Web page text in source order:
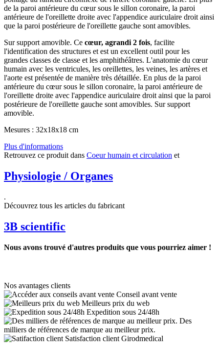
de la paroi antérieure du cœur sous le sillon coronaire, la paroi
antérieure de l'oreillette droite avec l'appendice auriculaire droit ainsi
que la paroi postérieure de l'oreillette gauche sont amovibles.
Sur support amovible. Ce cœur, agrandi 2 fois, facilite
l'identification des structures et est un excellent outil pour les
grandes classes de classe et les amphithéâtres. L'anatomie du cœur
humain avec les ventricules, les oreillettes, les veines, les artères et
l'aorte est présentée de manière très détaillée. En plus de la paroi
antérieure du cœur sous le sillon coronaire, la paroi antérieure de
l'oreillette droite avec l'appendice auriculaire droit ainsi que la paroi
postérieure de l'oreillette gauche sont amovibles. Sur support
amovible.
Mesures : 32x18x18 cm
Plus d'informations
Retrouvez ce produit dans Coeur humain et circulation et
Physiologie / Organes
.
Découvrez tous les articles du fabricant
3B scientific
Nous avons trouvé d'autres produits que vous pourriez aimer !
Nos avantages clients
Conseil avant vente
Meilleurs prix du web
Expedition sous 24/48h
Des
milliers de références de marque au meilleur prix.
Satisfaction client Girodmedical